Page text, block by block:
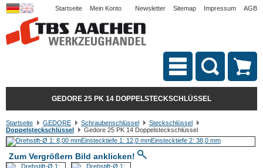
Startseite Mein Konto Newsletter Sitemap Impressum AGB
GEDORE 25 PK 14 DOPPELSTECKSCHLÜSSEL
Startseite GEDORE Schraubenschlüssel
Steckschlüssel
Doppelsteckschlüssel
Gedore 25 PK 14 Doppelsteckschlüssel
Zum Vergrößern Bild anklicken!